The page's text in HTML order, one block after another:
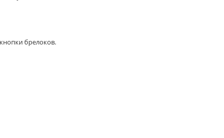
брелоков.